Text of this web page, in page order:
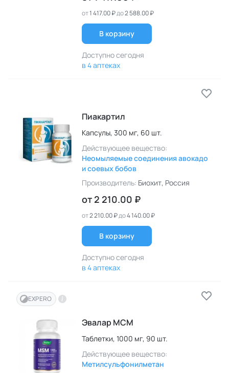
от1 417.00 ₽до2 588.00 ₽
В корзину
Доступно сегодня
в 4 аптеках
Пиакартил
Капсулы, 300 мг, 60 шт.
Действующее вещество:
Неомыляемые соединения авокадо
и соевых бобов
Производитель: Биохит, Россия
от 2 210.00 ₽
от2 210.00 ₽до4 140.00 ₽
В корзину
Доступно сегодня
в 4 аптеках
EXPERO
Эвалар МСМ
Таблетки, 1000 мг, 90 шт.
Действующее вещество:
Метилсульфонилметан